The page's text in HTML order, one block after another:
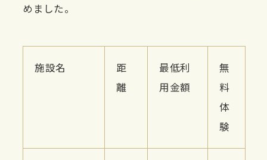
めました。
施設名
距
離
最低利
用金額
無
料
体
験